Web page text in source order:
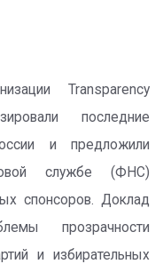
Transparency
последние
и предложили
службе (ФНС)
спонсоров. Доклад
прозрачности
и избирательных